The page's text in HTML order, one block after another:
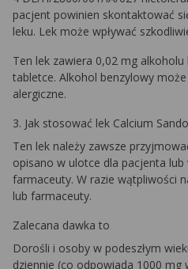
pacjent powinien skontaktować
leku. Lek może wpływać
Ten lek zawiera 0,02 mg
tabletce. Alkohol benzylowy
alergiczne.
3. Jak stosować lek Calcium
Ten lek należy zawsze
opisano w ulotce dla pacjenta lub
farmaceuty. W razie wątpliwości
lub farmaceuty.
Zalecana dawka to
Dorośli i osoby w podeszłym
dziennie (co odpowiada 1000